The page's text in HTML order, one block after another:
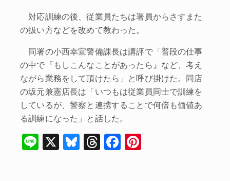
対応訓練の後、従業員たちは署員からさすまた
の扱い方などを改めて教わった。
同署の小西幸宣警備課長は講評で「普段の仕事
の中で『もしこんなことがあったら』など、考え
ながら業務をして頂けたら」と呼び掛けた。同店
の坂元兼憲店長は「いつもは従業員同士で訓練を
しているが、警察と連携することで何倍も価値あ
る訓練になった」と話した。
Li
X
Bl
T
F